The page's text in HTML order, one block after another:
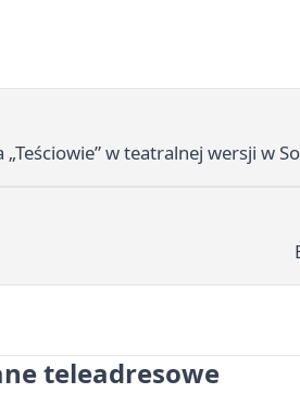
w teatralnej wersji w
teleadresowe